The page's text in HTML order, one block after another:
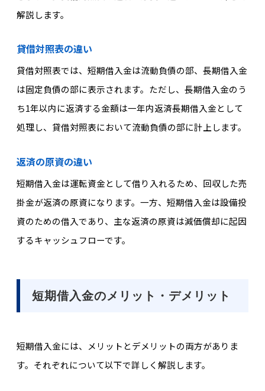
解説します。
貸借対照表の違い
貸借対照表では、短期借入金は流動負債の部、長期借入金
は固定負債の部に表示されます。ただし、長期借入金のう
ち1年以内に返済する金額は一年内返済長期借入金として
処理し、貸借対照表において流動負債の部に計上します。
返済の原資の違い
短期借入金は運転資金として借り入れるため、回収した売
掛金が返済の原資になります。一方、短期借入金は設備投
資のための借入であり、主な返済の原資は減価償却に起因
するキャッシュフローです。
短期借入金のメリット・デメリット
短期借入金には、メリットとデメリットの両方がありま
す。それぞれについて以下で詳しく解説します。